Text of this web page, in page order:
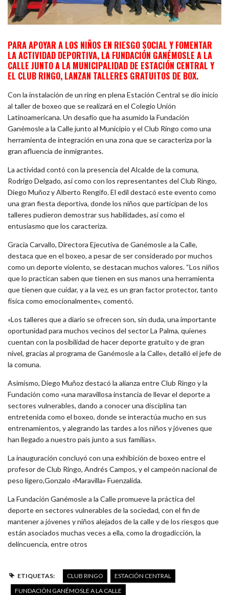
PARA APOYAR A LOS NIÑOS EN RIESGO SOCIAL Y FOMENTAR
LA ACTIVIDAD DEPORTIVA, LA FUNDACIÓN GANÉMOSLE A LA
CALLE JUNTO A LA MUNICIPALIDAD DE ESTACIÓN CENTRAL Y
EL CLUB RINGO, LANZAN TALLERES GRATUITOS DE BOX.
Con la instalación de un ring en plena Estación Central se dio inicio
al taller de boxeo que se realizará en el Colegio Unión
Latinoamericana. Un desafío que ha asumido la Fundación
Ganémosle a la Calle junto al Municipio y el Club Ringo como una
herramienta de integración en una zona que se caracteriza por la
gran afluencia de inmigrantes.
La actividad contó con la presencia del Alcalde de la comuna,
Rodrigo Delgado, así como con los representantes del Club Ringo,
Diego Muñoz y Alberto Rengifo. El edil destacó este evento como
una gran fiesta deportiva, donde los niños que participan de los
talleres pudieron demostrar sus habilidades, así como el
entusiasmo que los caracteriza.
Gracia Carvallo, Directora Ejecutiva de Ganémosle a la Calle,
destaca que en el boxeo, a pesar de ser considerado por muchos
como un deporte violento, se destacan muchos valores. “Los niños
que lo practican saben que tienen en sus manos una herramienta
que tienen que cuidar, y a la vez, es un gran factor protector, tanto
física como emocionalmente», comentó.
«Los talleres que a diario se ofrecen son, sin duda, una importante
oportunidad para muchos vecinos del sector La Palma, quienes
cuentan con la posibilidad de hacer deporte gratuito y de gran
nivel, gracias al programa de Ganémosle a la Calle», detalló el jefe de
la comuna.
Asimismo, Diego Muñoz destacó la alianza entre Club Ringo y la
Fundación como «una maravillosa instancia de llevar el deporte a
sectores vulnerables, dando a conocer una disciplina tan
entretenida como el boxeo, donde se interactúa mucho en sus
entrenamientos, y alegrando las tardes a los niños y jóvenes que
han llegado a nuestro país junto a sus familias».
La inauguración concluyó con una exhibición de boxeo entre el
profesor de Club Ringo, Andrés Campos, y el campeón nacional de
peso ligero,Gonzalo «Maravilla» Fuenzalida.
La Fundación Ganémosle a la Calle promueve la práctica del
deporte en sectores vulnerables de la sociedad, con el fin de
mantener a jóvenes y niños alejados de la calle y de los riesgos que
están asociados muchas veces a ella, como la drogadicción, la
delincuencia, entre otros
ETIQUETAS: CLUB RINGO
ESTACIÓN CENTRAL
FUNDACIÓN GANÉMOSLE A LA CALLE